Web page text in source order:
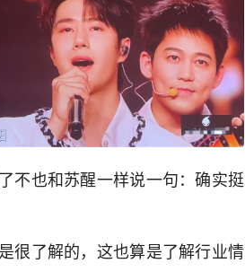
不也和苏醒一样说一句：确实挺
很了解的，这也算是了解行业情